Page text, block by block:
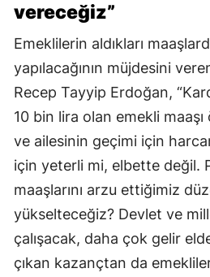
vereceğiz”
Emeklilerin aldıkları
yapılacağının müjdesini
Recep Tayyip Erdoğan,
10 bin lira olan emekli
ve ailesinin geçimi için
için yeterli mi, elbette değil.
maaşlarını arzu ettiğimiz
yükselteceğiz? Devlet ve
çalışacak, daha çok gelir
çıkan kazançtan da